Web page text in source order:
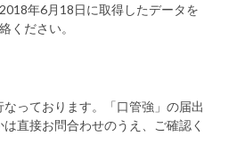
年6月18日に取得したデータを
ください。
っております。「口管強」の届出
直接お問合わせのうえ、ご確認く